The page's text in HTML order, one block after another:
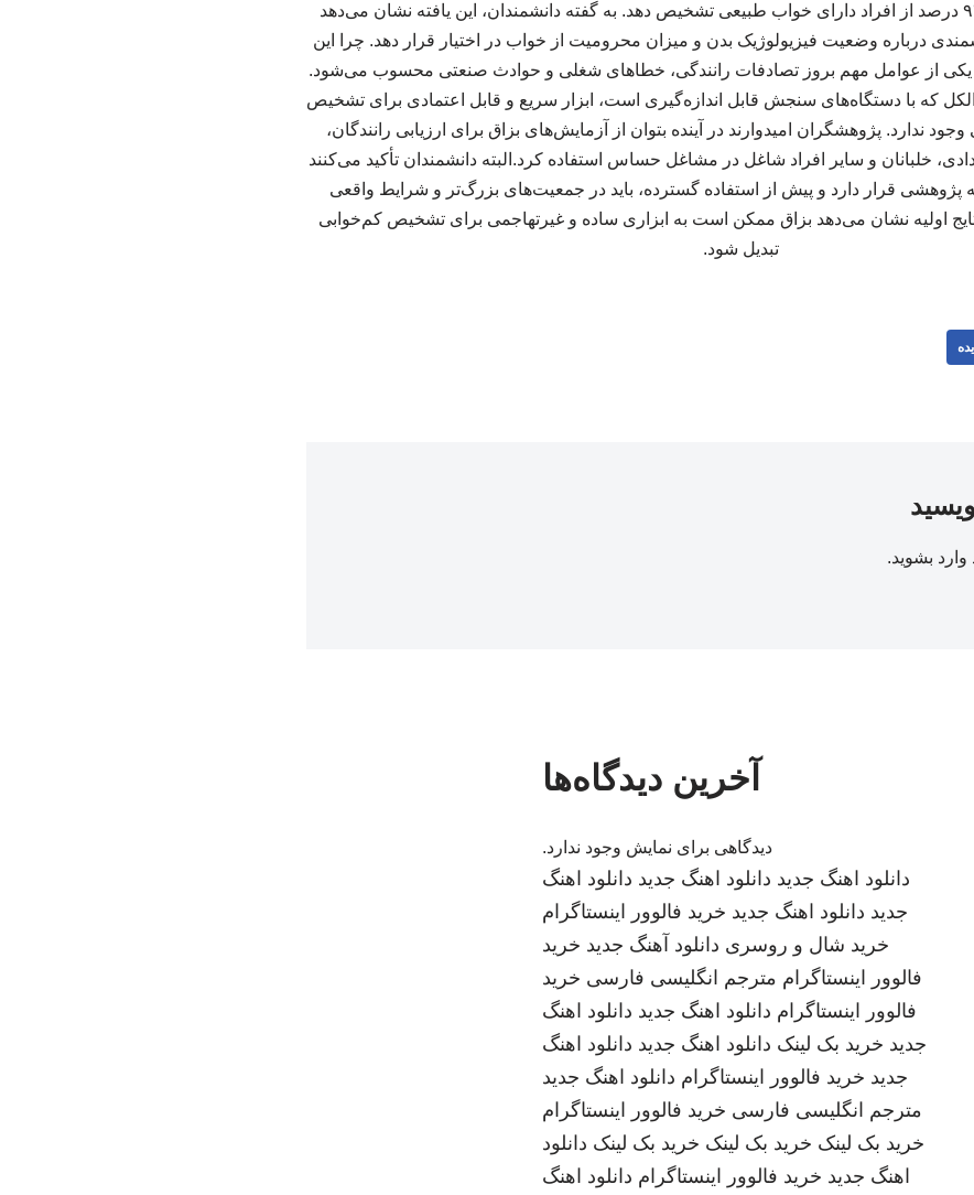
کم‌خواب را با دقتی حدود ۹۴ درصد از افراد دارای خواب طبیعی تشخیص دهد. به گفته دانشمندان، این یافته نشان می‌دهد
درباره وضعیت فیزیولوژیک بدن و میزان محرومیت از خواب در اختیار قرار دهد. چرا این
از عوامل مهم بروز تصادفات رانندگی، خطاهای شغلی و حوادث صنعتی محسوب می‌شود.
که با دستگاه‌های سنجش قابل اندازه‌گیری است، ابزار سریع و قابل اعتمادی برای تشخیص
ندارد. پژوهشگران امیدوارند در آینده بتوان از آزمایش‌های بزاق برای ارزیابی رانندگان،
خلبانان و سایر افراد شاغل در مشاغل حساس استفاده کرد.البته دانشمندان تأکید می‌کنند
پژوهشی قرار دارد و پیش از استفاده گسترده، باید در جمعیت‌های بزرگ‌تر و شرایط واقعی
اولیه نشان می‌دهد بزاق ممکن است به ابزاری ساده و غیرتهاجمی برای تشخیص کم‌خوابی
تبدیل شود.
وارد بشوید.
آخرین دیدگاه‌ها
دیدگاهی برای نمایش وجود ندارد.
دانلود اهنگ جدید دانلود اهنگ جدید دانلود اهنگ
جدید دانلود اهنگ جدید خرید فالوور اینستاگرام
خرید شال و روسری دانلود آهنگ جدید خرید
فالوور اینستاگرام مترجم انگلیسی فارسی خرید
فالوور اینستاگرام دانلود اهنگ جدید دانلود اهنگ
جدید خرید بک لینک دانلود اهنگ جدید دانلود اهنگ
جدید خرید فالوور اینستاگرام دانلود اهنگ جدید
مترجم انگلیسی فارسی خرید فالوور اینستاگرام
خرید بک لینک خرید بک لینک خرید بک لینک دانلود
اهنگ جدید خرید فالوور اینستاگرام دانلود اهنگ